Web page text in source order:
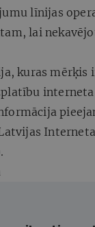
līnijas
lai
kuras mērķis
interneta